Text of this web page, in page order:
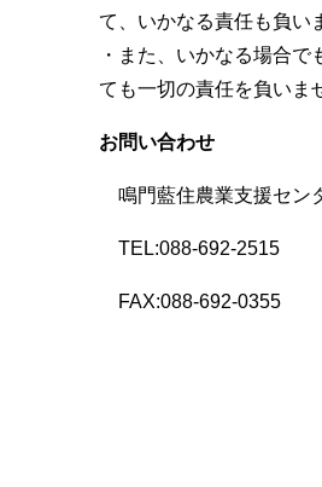
て、いかなる責任も負い
・また、いかなる場合
ても一切の責任を負いま
お問い合わせ
鳴門藍住農業支援セン
TEL:088-692-2515
FAX:088-692-0355